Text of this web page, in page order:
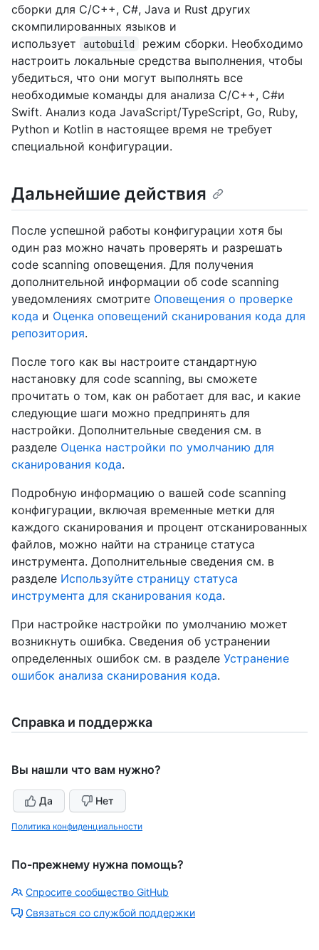
сборки для C/C++, C#, Java и Rust других
скомпилированных языков и
использует
autobuild
режим сборки. Необходимо
настроить локальные средства выполнения, чтобы
убедиться, что они могут выполнять все
необходимые команды для анализа C/C++, C#и
Swift. Анализ кода JavaScript/TypeScript, Go, Ruby,
Python и Kotlin в настоящее время не требует
специальной конфигурации.
Дальнейшие действия
После успешной работы конфигурации хотя бы
один раз можно начать проверять и разрешать
code scanning оповещения. Для получения
дополнительной информации об code scanning
уведомлениях смотрите Оповещения о проверке
кода и Оценка оповещений сканирования кода для
репозитория.
После того как вы настроите стандартную
настановку для code scanning, вы сможете
прочитать о том, как он работает для вас, и какие
следующие шаги можно предпринять для
настройки. Дополнительные сведения см. в
разделе Оценка настройки по умолчанию для
сканирования кода.
Подробную информацию о вашей code scanning
конфигурации, включая временные метки для
каждого сканирования и процент отсканированных
файлов, можно найти на странице статуса
инструмента. Дополнительные сведения см. в
разделе Используйте страницу статуса
инструмента для сканирования кода.
При настройке настройки по умолчанию может
возникнуть ошибка. Сведения об устранении
определенных ошибок см. в разделе Устранение
ошибок анализа сканирования кода.
Справка и поддержка
Вы нашли что вам нужно?
Да Нет
Политика конфиденциальности
По-прежнему нужна помощь?
Спросите сообщество GitHub
Связаться со службой поддержки